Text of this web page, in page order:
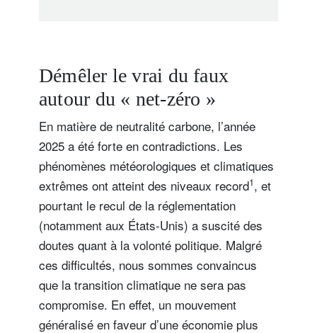
Démêler le vrai du faux
autour du « net-zéro »
En matière de neutralité carbone, l’année
2025 a été forte en contradictions. Les
phénomènes météorologiques et climatiques
extrêmes ont atteint des niveaux record1, et
pourtant le recul de la réglementation
(notamment aux États-Unis) a suscité des
doutes quant à la volonté politique. Malgré
ces difficultés, nous sommes convaincus
que la transition climatique ne sera pas
compromise. En effet, un mouvement
généralisé en faveur d’une économie plus